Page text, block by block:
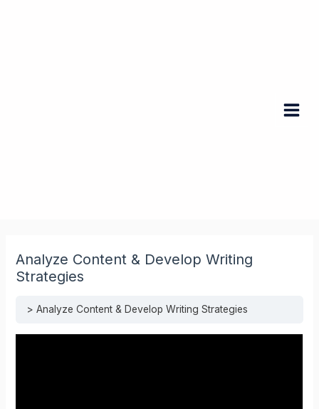
Main
Analyze Content & Develop Writing
Strategies
Analyze Content & Develop Writing Strategies